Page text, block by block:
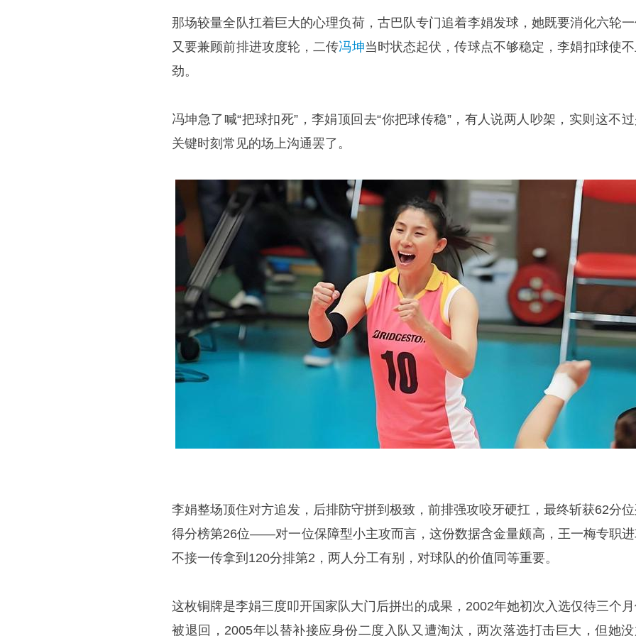
那场较量全队扛着巨大的心理负荷，古巴队专门追着李娟发球，她既要消化六轮
又要兼顾前排进攻度轮，二传冯坤当时状态起伏，传球点不够稳定，李娟扣球使
劲。
冯坤急了喊“把球扣死”，李娟顶回去“你把球传稳”，有人说两人吵架，实则这不
关键时刻常见的场上沟通罢了。
李娟整场顶住对方追发，后排防守拼到极致，前排强攻咬牙硬扛，最终斩获62分
得分榜第26位——对一位保障型小主攻而言，这份数据含金量颇高，王一梅专职
不接一传拿到120分排第2，两人分工有别，对球队的价值同等重要。
这枚铜牌是李娟三度叩开国家队大门后拼出的成果，2002年她初次入选仅待三个
被退回，2005年以替补接应身份二度入队又遭淘汰，两次落选打击巨大，但她